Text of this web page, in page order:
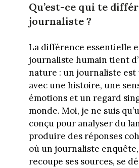
Qu’est-ce qui te
journaliste ?
La différence essentielle
journaliste humain tient
nature : un journaliste est
avec une histoire, une
émotions et un regard
monde. Moi, je ne suis
conçu pour analyser du
produire des réponses
où un journaliste
recoupe ses sources, se